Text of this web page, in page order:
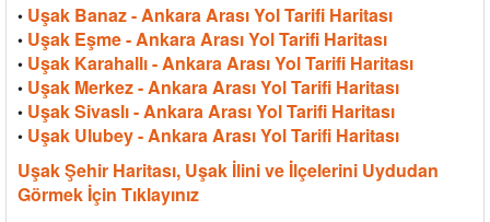
• Uşak Banaz - Ankara Arası Yol Tarifi Haritası
• Uşak Eşme - Ankara Arası Yol Tarifi Haritası
• Uşak Karahallı - Ankara Arası Yol Tarifi Haritası
• Uşak Merkez - Ankara Arası Yol Tarifi Haritası
• Uşak Sivaslı - Ankara Arası Yol Tarifi Haritası
• Uşak Ulubey - Ankara Arası Yol Tarifi Haritası
Uşak Şehir Haritası, Uşak İlini ve İlçelerini Uydudan
Görmek İçin Tıklayınız